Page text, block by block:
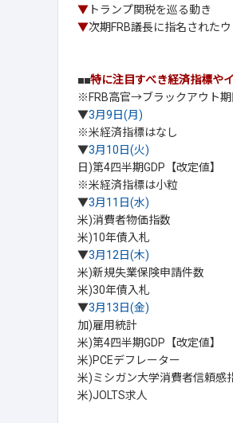
▼ トランプ関税を巡る動き
▼次期FRB議長に指名された
■■特に注目すべき経済指標や
※FRB高官→ブラックアウト期
▼3月9日(月)
※米経済指標はなし
▼3月10日(火)
日)第4四半期GDP【改定値】
※米経済指標は小粒
▼3月11日(水)
米)消費者物価指数
米)10年債入札
▼3月12日(木)
米)新規失業保険申請件数
米)30年債入札
▼3月13日(金)
加)雇用統計
米)第4四半期GDP【改定値】
米)PCEデフレーター
米)ミシガン大学消費者信頼感
米)JOLTS求人